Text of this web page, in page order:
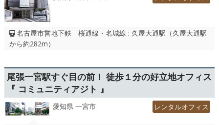
名古屋市営地下鉄 桜通線・名城線 : 久屋大通駅（久屋大通駅
から約282m）
尾張一宮駅すぐ目の前！ 徒歩１分の好立地オフィス
『 コミュニティアジト 』
愛知県 一宮市 レンタルオフィス